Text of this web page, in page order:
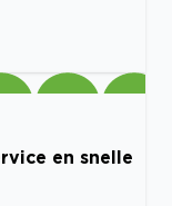
en snelle